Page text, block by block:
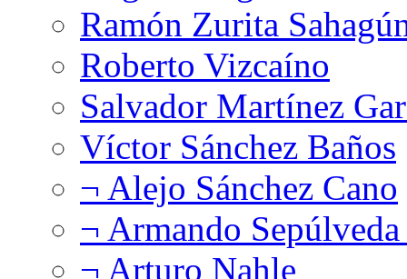
Ramón Zurita
Roberto Vizcaíno
Salvador Martínez
Víctor Sánchez Baños
¬ Alejo Sánchez Cano
¬ Armando
¬ Arturo Nahle